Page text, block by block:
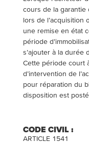
cours de la garantie
lors de l’acquisition
une remise en état
période
s’ajouter à la durée
Cette période court
d’intervention de
pour réparation du
disposition est
CODE CIVIL :
ARTICLE 1541